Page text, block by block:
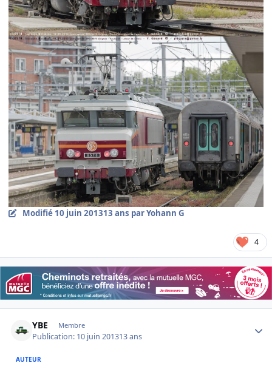
Modifié 10 juin 201313 ans par Yohann G
4
YBE Membre
Publication: 10 juin 201313 ans
AUTEUR